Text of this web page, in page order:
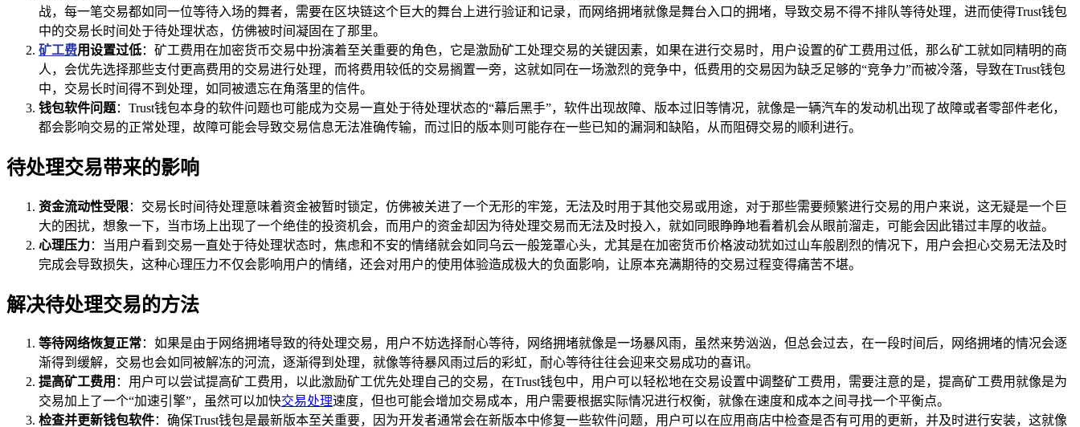
战，每一笔交易都如同一位等待入场的舞者，需要在区块链这个巨大的舞台上进行验证和记录，而网络拥堵就像是舞台入口的拥堵，导致交易不得不排队等待处理，进而使得Trust钱包
中的交易长时间处于待处理状态，仿佛被时间凝固在了那里。
矿工费用设置过低：矿工费用在加密货币交易中扮演着至关重要的角色，它是激励矿工处理交易的关键因素，如果在进行交易时，用户设置的矿工费用过低，那么矿工就如同精明的商
人，会优先选择那些支付更高费用的交易进行处理，而将费用较低的交易搁置一旁，这就如同在一场激烈的竞争中，低费用的交易因为缺乏足够的“竞争力”而被冷落，导致在Trust钱包
中，交易长时间得不到处理，如同被遗忘在角落里的信件。
钱包软件问题：Trust钱包本身的软件问题也可能成为交易一直处于待处理状态的“幕后黑手”，软件出现故障、版本过旧等情况，就像是一辆汽车的发动机出现了故障或者零部件老化，
都会影响交易的正常处理，故障可能会导致交易信息无法准确传输，而过旧的版本则可能存在一些已知的漏洞和缺陷，从而阻碍交易的顺利进行。
待处理交易带来的影响
资金流动性受限：交易长时间待处理意味着资金被暂时锁定，仿佛被关进了一个无形的牢笼，无法及时用于其他交易或用途，对于那些需要频繁进行交易的用户来说，这无疑是一个巨
大的困扰，想象一下，当市场上出现了一个绝佳的投资机会，而用户的资金却因为待处理交易而无法及时投入，就如同眼睁睁地看着机会从眼前溜走，可能会因此错过丰厚的收益。
心理压力：当用户看到交易一直处于待处理状态时，焦虑和不安的情绪就会如同乌云一般笼罩心头，尤其是在加密货币价格波动犹如过山车般剧烈的情况下，用户会担心交易无法及时
完成会导致损失，这种心理压力不仅会影响用户的情绪，还会对用户的使用体验造成极大的负面影响，让原本充满期待的交易过程变得痛苦不堪。
解决待处理交易的方法
等待网络恢复正常：如果是由于网络拥堵导致的待处理交易，用户不妨选择耐心等待，网络拥堵就像是一场暴风雨，虽然来势汹汹，但总会过去，在一段时间后，网络拥堵的情况会逐
渐得到缓解，交易也会如同被解冻的河流，逐渐得到处理，就像等待暴风雨过后的彩虹，耐心等待往往会迎来交易成功的喜讯。
提高矿工费用 ：用户可以尝试提高矿工费用，以此激励矿工优先处理自己的交易，在Trust钱包中，用户可以轻松地在交易设置中调整矿工费用，需要注意的是，提高矿工费用就像是为
交易加上了一个“加速引擎”，虽然可以加快交易处理速度，但也可能会增加交易成本，用户需要根据实际情况进行权衡，就像在速度和成本之间寻找一个平衡点。
检查并更新钱包软件：确保Trust钱包是最新版本至关重要，因为开发者通常会在新版本中修复一些软件问题，用户可以在应用商店中检查是否有可用的更新，并及时进行安装，这就像